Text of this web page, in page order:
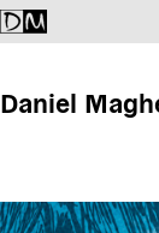
Daniel